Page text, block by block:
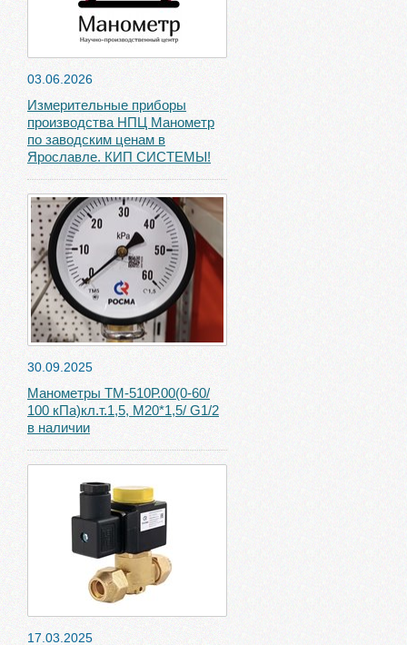
03.06.2026
Измерительные приборы
производства НПЦ Манометр
по заводским ценам в
Ярославле. КИП СИСТЕМЫ!
30.09.2025
Манометры ТМ-510Р.00(0-60/
100 кПа)кл.т.1,5, М20*1,5/ G1/2
в наличии
17.03.2025